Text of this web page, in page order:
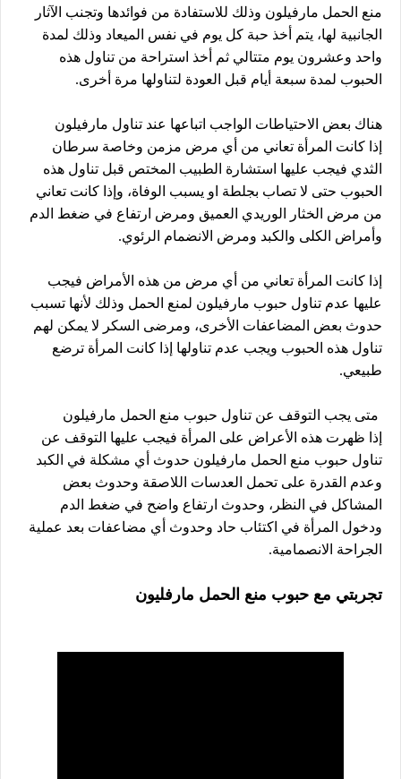
منع الحمل مارفيلون وذلك للاستفادة من فوائدها وتجنب الآثار
الجانبية لها، يتم أخذ حبة كل يوم في نفس الميعاد وذلك لمدة
واحد وعشرون يوم متتالي ثم أخذ استراحة من تناول هذه
الحبوب لمدة سبعة أيام قبل العودة لتناولها مرة أخرى.
هناك بعض الاحتياطات الواجب اتباعها عند تناول مارفيلون
إذا كانت المرأة تعاني من أي مرض مزمن وخاصة سرطان
الثدي فيجب عليها استشارة الطبيب المختص قبل تناول هذه
الحبوب حتى لا تصاب بجلطة او يسبب الوفاة، وإذا كانت تعاني
من مرض الخثار الوريدي العميق ومرض ارتفاع في ضغط الدم
وأمراض الكلى والكبد ومرض الانضمام الرئوي.
إذا كانت المرأة تعاني من أي مرض من هذه الأمراض فيجب
عليها عدم تناول حبوب مارفيلون لمنع الحمل وذلك لأنها تسبب
حدوث بعض المضاعفات الأخرى، ومرضى السكر لا يمكن لهم
تناول هذه الحبوب ويجب عدم تناولها إذا كانت المرأة ترضع
طبيعي.
متى يجب التوقف عن تناول حبوب منع الحمل مارفيلون
إذا ظهرت هذه الأعراض على المرأة فيجب عليها التوقف عن
تناول حبوب منع الحمل مارفيلون حدوث أي مشكلة في الكبد
وعدم القدرة على تحمل العدسات اللاصقة وحدوث بعض
المشاكل في النظر، وحدوث ارتفاع واضح في ضغط الدم
ودخول المرأة في اكتئاب حاد وحدوث أي مضاعفات بعد عملية
الجراحة الانصمامية.
تجربتي مع حبوب منع الحمل مارفليون